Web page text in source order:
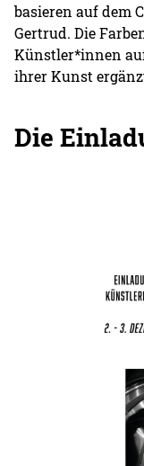
basieren auf dem
Gertrud. Die
Künstler*innen
ihrer Kunst
Die